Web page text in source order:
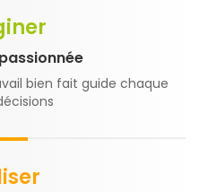
bien fait guide chaque